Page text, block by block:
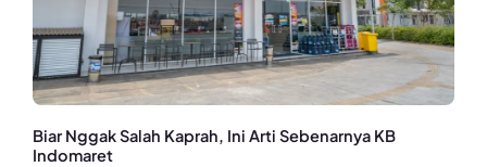
Biar Nggak Salah Kaprah, Ini Arti Sebenarnya KB
Indomaret